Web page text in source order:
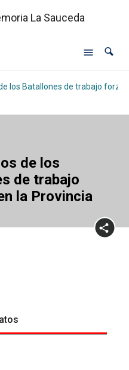
La Sauceda
los Batallones de trabajo
de los
de trabajo
la Provincia